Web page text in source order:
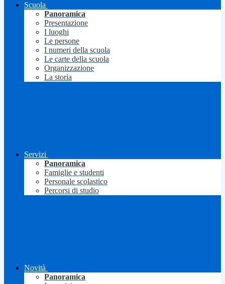
Scuola
Panoramica
Presentazione
I luoghi
Le persone
I numeri della scuola
Le carte della scuola
Organizzazione
La storia
Servizi
Panoramica
Famiglie e studenti
Personale scolastico
Percorsi di studio
Novità
Panoramica